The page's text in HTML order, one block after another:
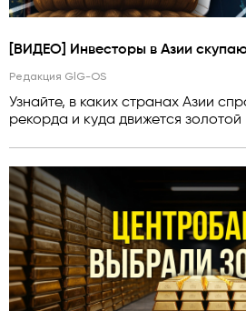
[ВИДЕО] Инвесторы в Азии
Редакция GlG-OS
Узнайте, в каких странах Азии
рекорда и куда движется золотой